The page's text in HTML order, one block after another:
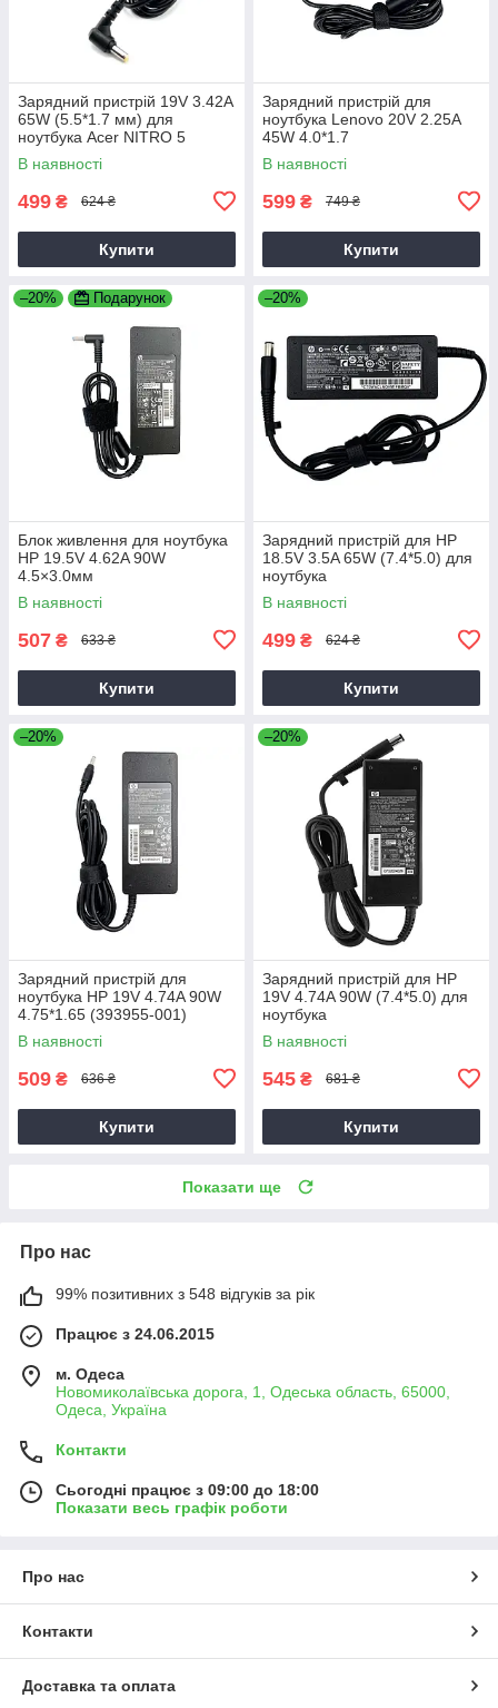
Зарядний пристрій 19V 3.42A
65W (5.5*1.7 мм) для
ноутбука Acer NITRO 5
AN515-31 65
В наявності
499 ₴ 624 ₴
Купити
Зарядний пристрій для
ноутбука Lenovo 20V 2.25A
45W 4.0*1.7
В наявності
599 ₴ 749 ₴
Купити
–20% Подарунок
Блок живлення для ноутбука
HP 19.5V 4.62A 90W
4.5×3.0мм
В наявності
507 ₴ 633 ₴
Купити
–20%
Зарядний пристрій для HP
18.5V 3.5A 65W (7.4*5.0) для
ноутбука
В наявності
499 ₴ 624 ₴
Купити
–20%
Зарядний пристрій для
ноутбука HP 19V 4.74A 90W
4.75*1.65 (393955-001)
В наявності
509 ₴ 636 ₴
Купити
–20%
Зарядний пристрій для HP
19V 4.74A 90W (7.4*5.0) для
ноутбука
В наявності
545 ₴ 681 ₴
Купити
Показати ще
Про нас
99% позитивних з 548 відгуків за рік
Працює з 24.06.2015
м. Одеса
Новомиколаївська дорога, 1, Одеська область, 65000,
Одеса, Україна
Контакти
Сьогодні працює з 09:00 до 18:00
Показати весь графік роботи
Про нас
Контакти
Доставка та оплата